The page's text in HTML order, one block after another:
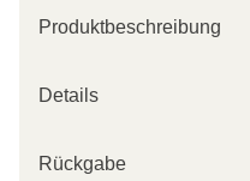
Produktbeschreibung
Details
Rückgabe